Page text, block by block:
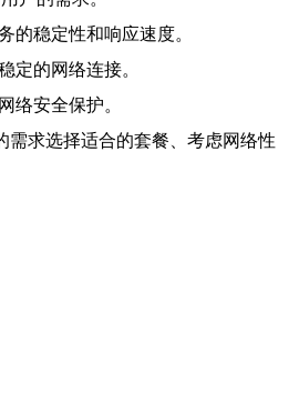
的稳定性和响应速度。
定的网络连接。
络安全保护。
求选择适合的套餐、考虑网络性